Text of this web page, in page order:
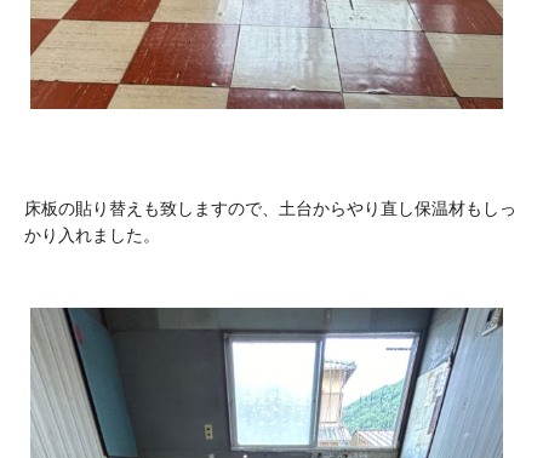
床板の貼り替えも致しますので、土台からやり直し保温材もしっ
かり入れました。